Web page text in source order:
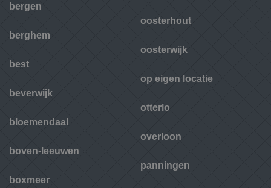
bergen
berghem
best
beverwijk
bloemendaal
boven-leeuwen
boxmeer
oosterhout
oosterwijk
op eigen locatie
otterlo
overloon
panningen